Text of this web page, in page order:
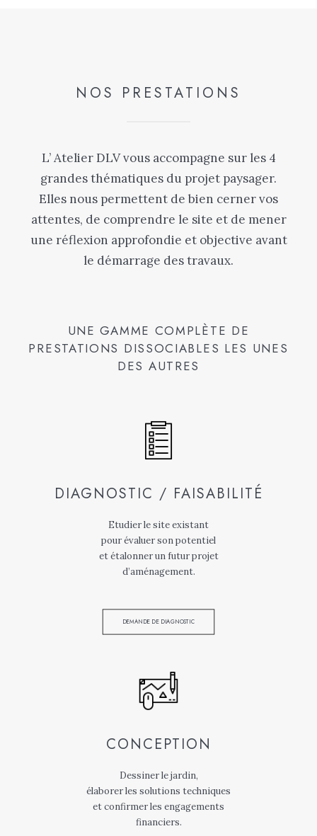
NOS PRESTATIONS
L’ Atelier DLV vous accompagne sur les 4
grandes thématiques du projet paysager.
Elles nous permettent de bien cerner vos
attentes, de comprendre le site et de mener
une réflexion approfondie et objective avant
le démarrage des travaux.
UNE GAMME COMPLÈTE DE
PRESTATIONS DISSOCIABLES LES UNES
DES AUTRES
DIAGNOSTIC / FAISABILITÉ
Etudier le site existant
pour évaluer son potentiel
et étalonner un futur projet
d’aménagement.
DEMANDE DE DIAGNOSTIC
CONCEPTION
Dessiner le jardin,
élaborer les solutions techniques
et confirmer les engagements
financiers.